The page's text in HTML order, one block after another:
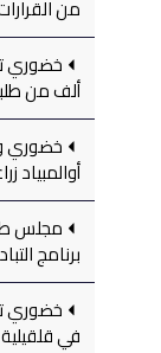
من
خضوري
ألف من
خضوري
أوالمبياد
مجلس
برنامج
خضوري
في قلقيلية